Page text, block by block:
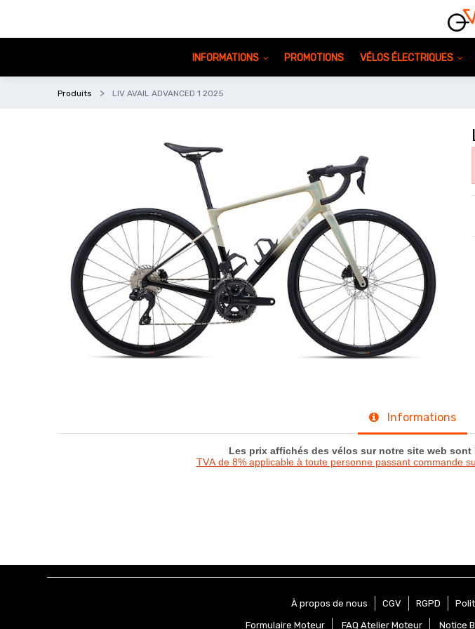
INFORMATIONS PROMOTIONS VÉLOS ÉLECTRIQUES
Produits LIV AVAIL ADVANCED 1 2025
Informations
Les prix affichés des vélos sur notre site web
TVA de 8% applicable à toute personne passant commande
À propos de nous CGV RGPD
Formulaire Moteur FAQ Atelier Moteur Notice